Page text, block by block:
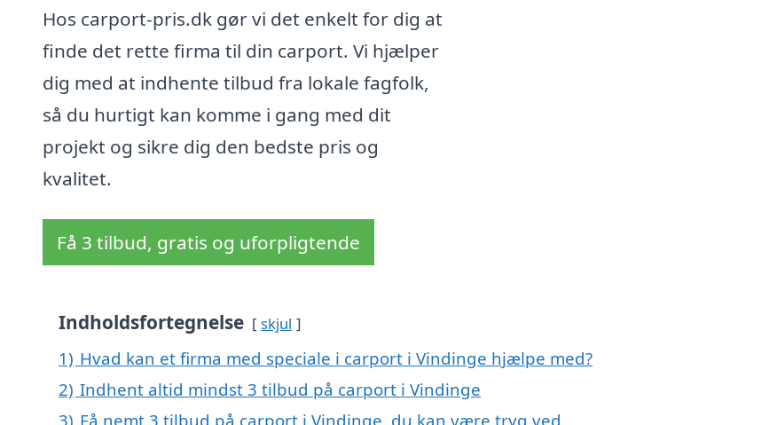
Hos carport-pris.dk gør vi det enkelt for dig at
finde det rette firma til din carport. Vi hjælper
dig med at indhente tilbud fra lokale fagfolk,
så du hurtigt kan komme i gang med dit
projekt og sikre dig den bedste pris og
kvalitet.
Få 3 tilbud, gratis og uforpligtende
Indholdsfortegnelse skjul
1) Hvad kan et firma med speciale i carport i Vindinge hjælpe med?
2) Indhent altid mindst 3 tilbud på carport i Vindinge
3) Få nemt 3 tilbud på carport i Vindinge, du kan være tryg ved